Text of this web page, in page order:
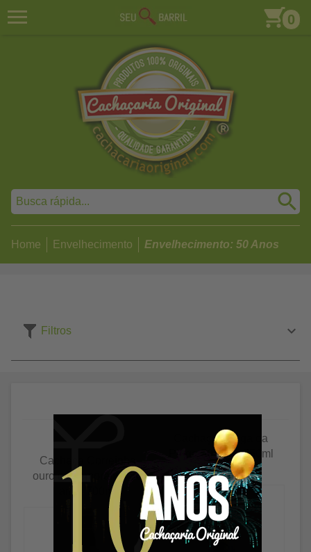
0
Home Envelhecimento Envelhecimento: 50 Anos
Filtros
Cachaça Correinha
ouro comemorativa 50
anos 700ml
Cachaça Adega da
Pinga 50 anos 750ml